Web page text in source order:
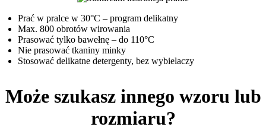
Prać w pralce w 30°C – program delikatny
Max. 800 obrotów wirowania
Prasować tylko bawełnę – do 110°C
Nie prasować tkaniny minky
Stosować delikatne detergenty, bez wybielaczy
Może szukasz innego wzoru lub
rozmiaru?